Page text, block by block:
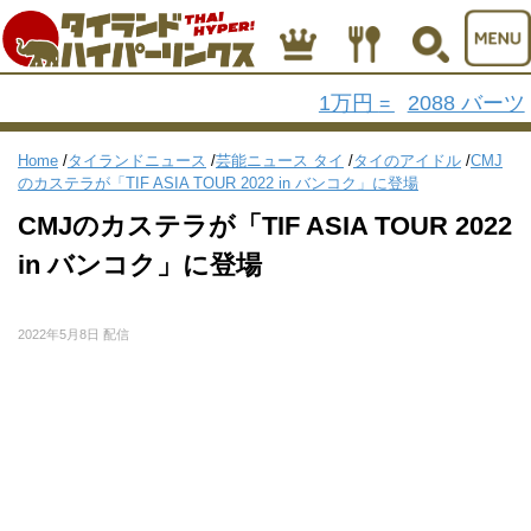
1万円 = 2088 バーツ
Home /タイランドニュース /芸能ニュース タイ /タイのアイドル /CMJ
のカステラが「TIF ASIA TOUR 2022 in バンコク」に登場
CMJのカステラが「TIF ASIA TOUR 2022
in バンコク」に登場
2022年5月8日 配信